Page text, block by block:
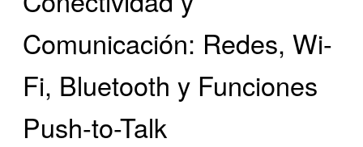
Comunicación: Redes, Wi-
Fi, Bluetooth y Funciones
Push-to-Talk